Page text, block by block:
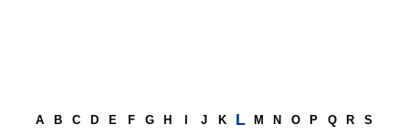
A B C D E F G H J K L M N O P Q R
S